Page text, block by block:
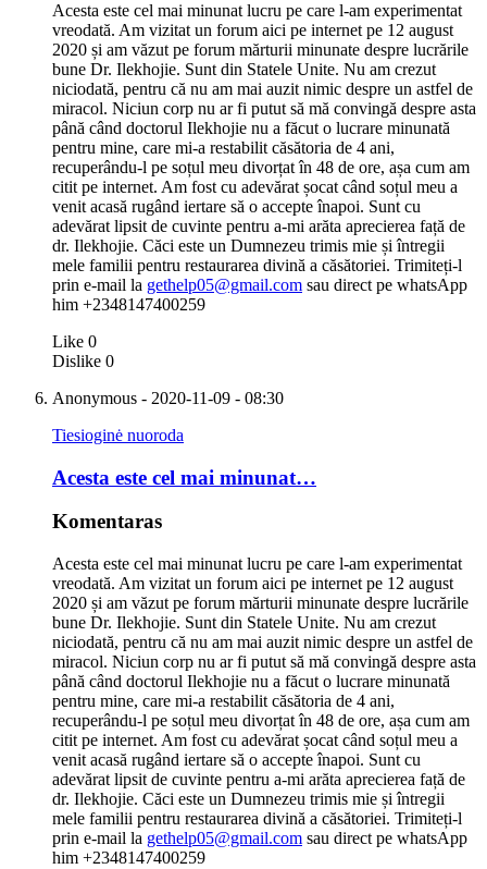
Acesta este cel mai minunat lucru pe care l-am experimentat
vreodată. Am vizitat un forum aici pe internet pe 12 august
2020 și am văzut pe forum mărturii minunate despre lucrările
bune Dr. Ilekhojie. Sunt din Statele Unite. Nu am crezut
niciodată, pentru că nu am mai auzit nimic despre un astfel de
miracol. Niciun corp nu ar fi putut să mă convingă despre asta
până când doctorul Ilekhojie nu a făcut o lucrare minunată
pentru mine, care mi-a restabilit căsătoria de 4 ani,
recuperându-l pe soțul meu divorțat în 48 de ore, așa cum am
citit pe internet. Am fost cu adevărat șocat când soțul meu a
venit acasă rugând iertare să o accepte înapoi. Sunt cu
adevărat lipsit de cuvinte pentru a-mi arăta aprecierea față de
dr. Ilekhojie. Căci este un Dumnezeu trimis mie și întregii
mele familii pentru restaurarea divină a căsătoriei. Trimiteți-l
prin e-mail la gethelp05@gmail.com sau direct pe whatsApp
him +2348147400259
Like 0
Dislike 0
Anonymous - 2020-11-09 - 08:30
Tiesioginė nuoroda
Acesta este cel mai minunat…
Komentaras
Acesta este cel mai minunat lucru pe care l-am experimentat
vreodată. Am vizitat un forum aici pe internet pe 12 august
2020 și am văzut pe forum mărturii minunate despre lucrările
bune Dr. Ilekhojie. Sunt din Statele Unite. Nu am crezut
niciodată, pentru că nu am mai auzit nimic despre un astfel de
miracol. Niciun corp nu ar fi putut să mă convingă despre asta
până când doctorul Ilekhojie nu a făcut o lucrare minunată
pentru mine, care mi-a restabilit căsătoria de 4 ani,
recuperându-l pe soțul meu divorțat în 48 de ore, așa cum am
citit pe internet. Am fost cu adevărat șocat când soțul meu a
venit acasă rugând iertare să o accepte înapoi. Sunt cu
adevărat lipsit de cuvinte pentru a-mi arăta aprecierea față de
dr. Ilekhojie. Căci este un Dumnezeu trimis mie și întregii
mele familii pentru restaurarea divină a căsătoriei. Trimiteți-l
prin e-mail la gethelp05@gmail.com sau direct pe whatsApp
him +2348147400259